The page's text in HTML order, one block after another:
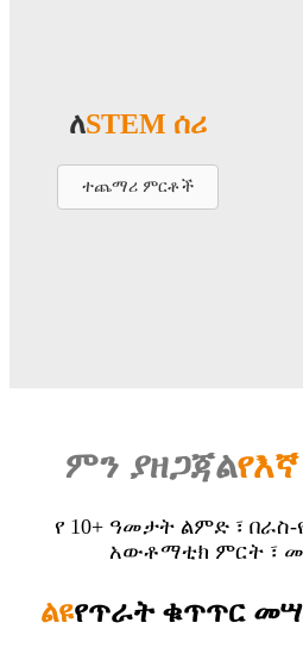
ለSTEM ሰሪ
ተጨማሪ ምርቶች
ምን ያዘጋጃል
የ 10+ ዓመታት ልምድ ፣ በራስ-
አውቶማቲክ ምርት ፣
ልዩየጥራት ቁጥጥር